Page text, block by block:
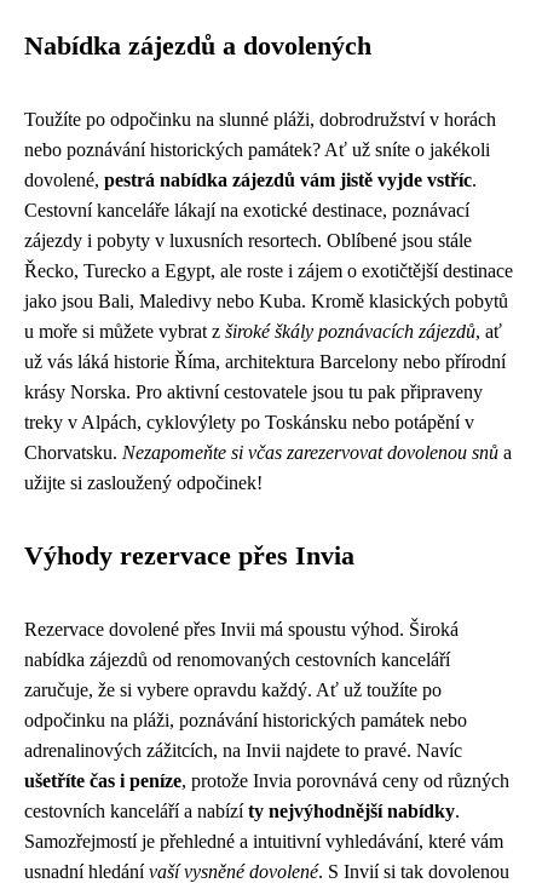
Nabídka zájezdů a dovolených
Toužíte po odpočinku na slunné pláži, dobrodružství v horách
nebo poznávání historických památek? Ať už sníte o jakékoli
dovolené, pestrá nabídka zájezdů vám jistě vyjde vstříc.
Cestovní kanceláře lákají na exotické destinace, poznávací
zájezdy i pobyty v luxusních resortech. Oblíbené jsou stále
Řecko, Turecko a Egypt, ale roste i zájem o exotičtější destinace
jako jsou Bali, Maledivy nebo Kuba. Kromě klasických pobytů
u moře si můžete vybrat z široké škály poznávacích zájezdů, ať
už vás láká historie Říma, architektura Barcelony nebo přírodní
krásy Norska. Pro aktivní cestovatele jsou tu pak připraveny
treky v Alpách, cyklovýlety po Toskánsku nebo potápění v
Chorvatsku. Nezapomeňte si včas zarezervovat dovolenou snů a
užijte si zasloužený odpočinek!
Výhody rezervace přes Invia
Rezervace dovolené přes Invii má spoustu výhod. Široká
nabídka zájezdů od renomovaných cestovních kanceláří
zaručuje, že si vybere opravdu každý. Ať už toužíte po
odpočinku na pláži, poznávání historických památek nebo
adrenalinových zážitcích, na Invii najdete to pravé. Navíc
ušetříte čas i peníze, protože Invia porovnává ceny od různých
cestovních kanceláří a nabízíty nejvýhodnější nabídky.
Samozřejmostí je přehledné a intuitivní vyhledávání, které vám
usnadní hledánívaší vysněné dovolené. S Invií si tak dovolenou